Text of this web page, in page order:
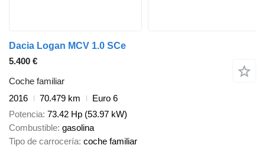
Dacia Logan MCV 1.0 SCe
5.400 €
Coche familiar
2016
70.479 km
Euro 6
Potencia 73.42 Hp (53.97 kW)
Combustible gasolina
Tipo de carrocería coche familiar